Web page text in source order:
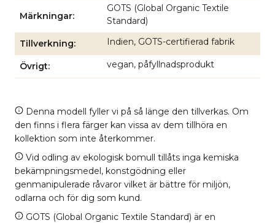
Märkningar
GOTS (Global Organic Textile
Standard)
Tillverkning Indien, GOTS-certifierad fabrik
Övrigt vegan, påfyllnadsprodukt
Denna modell fyller vi på så länge den tillverkas. Om
den finns i flera färger kan vissa av dem tillhöra en
kollektion som inte återkommer.
Vid odling av ekologisk bomull tillåts inga kemiska
bekämpningsmedel, konstgödning eller
genmanipulerade råvaror vilket är bättre för miljön,
odlarna och för dig som kund.
GOTS (Global Organic Textile Standard) är en